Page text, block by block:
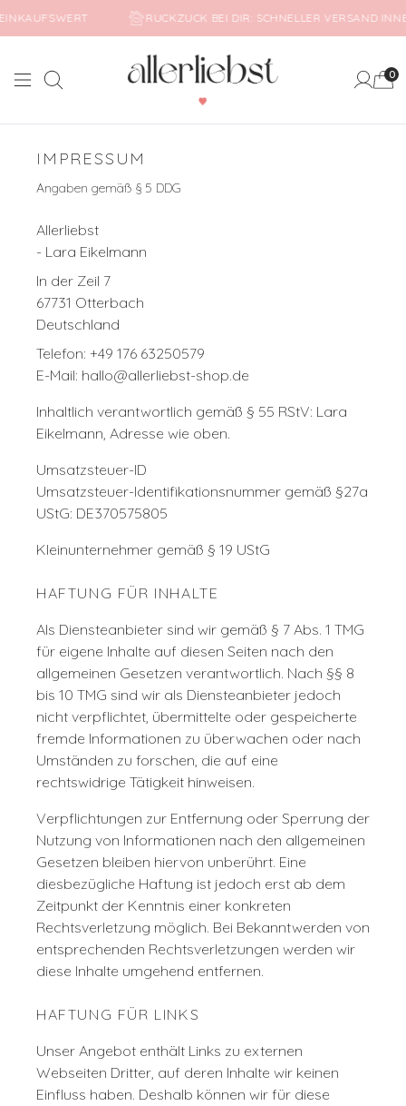
EINKAUFSWERT RUCKZUCK BEI DIR: SCHNELLER VERSAND
0
IMPRESSUM
Angaben gemäß § 5 DDG
Allerliebst
- Lara Eikelmann
In der Zeil 7
67731 Otterbach
Deutschland
Telefon: +49 176 63250579
E-Mail: hallo@allerliebst-shop.de
Inhaltlich verantwortlich gemäß § 55 RStV: Lara
Eikelmann, Adresse wie oben.
Umsatzsteuer-ID
Umsatzsteuer-Identifikationsnummer gemäß §27a
UStG: DE370575805
Kleinunternehmer gemäß § 19 UStG
HAFTUNG FÜR INHALTE
Als Diensteanbieter sind wir gemäß § 7 Abs. 1 TMG
für eigene Inhalte auf diesen Seiten nach den
allgemeinen Gesetzen verantwortlich. Nach §§ 8
bis 10 TMG sind wir als Diensteanbieter jedoch
nicht verpflichtet, übermittelte oder gespeicherte
fremde Informationen zu überwachen oder nach
Umständen zu forschen, die auf eine
rechtswidrige Tätigkeit hinweisen.
Verpflichtungen zur Entfernung oder Sperrung der
Nutzung von Informationen nach den allgemeinen
Gesetzen bleiben hiervon unberührt. Eine
diesbezügliche Haftung ist jedoch erst ab dem
Zeitpunkt der Kenntnis einer konkreten
Rechtsverletzung möglich. Bei Bekanntwerden von
entsprechenden Rechtsverletzungen werden wir
diese Inhalte umgehend entfernen.
HAFTUNG FÜR LINKS
Unser Angebot enthält Links zu externen
Webseiten Dritter, auf deren Inhalte wir keinen
Einfluss haben. Deshalb können wir für diese